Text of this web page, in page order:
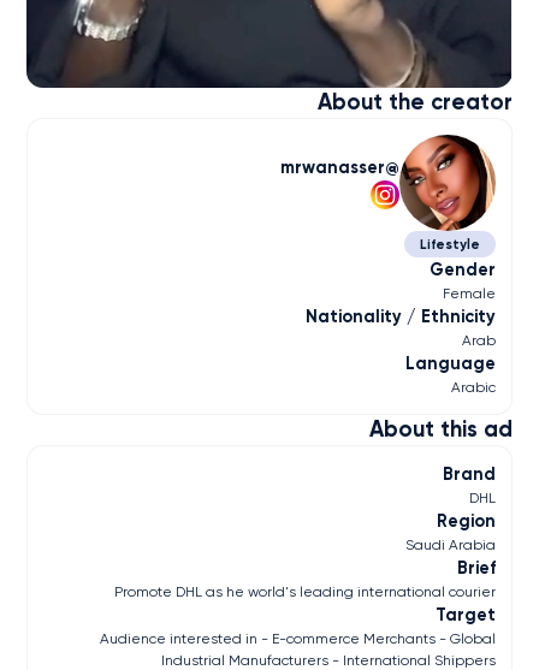
About this ad
Brand
DHL
Region
Saudi Arabia
Brief
Promote DHL as he world's leading international courier
Target
Audience interested in - E-commerce Merchants - Global
Industrial Manufacturers - International Shippers
About the creator
mrwanasser
Lifestyle
Gender
Female
Nationality / Ethnicity
Arab
Language
Arabic